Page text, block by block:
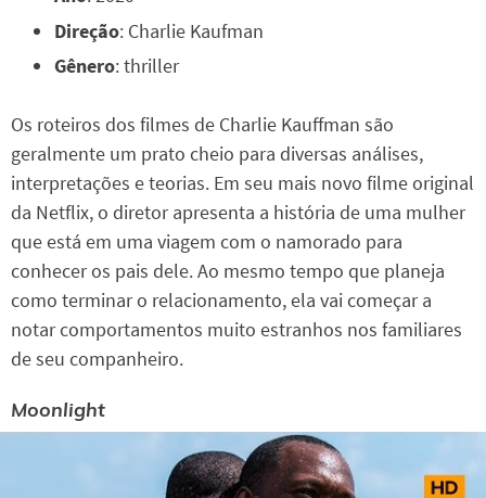
Direção: Charlie Kaufman
Gênero: thriller
Os roteiros dos filmes de Charlie Kauffman são
geralmente um prato cheio para diversas análises,
interpretações e teorias. Em seu mais novo filme original
da Netflix, o diretor apresenta a história de uma mulher
que está em uma viagem com o namorado para
conhecer os pais dele. Ao mesmo tempo que planeja
como terminar o relacionamento, ela vai começar a
notar comportamentos muito estranhos nos familiares
de seu companheiro.
Moonlight